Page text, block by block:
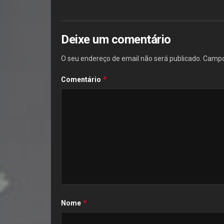
Deixe um comentário
O seu endereço de email não será publicado.
Comentário *
Nome *